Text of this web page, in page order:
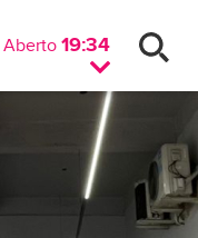
Aberto 19:34